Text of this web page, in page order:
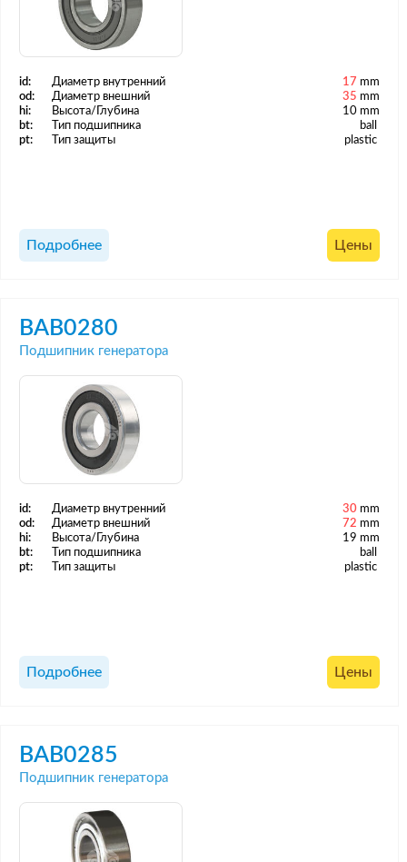
id: Диаметр внутренний 17 mm
od:
Диаметр внешний 35 mm
hi:
Высота/Глубина
10 mm
bt:
Тип подшипника
ball
pt:
Тип защиты plastic
Подробнее Цены
BAB0280
Подшипник генератора
id: Диаметр внутренний 30 mm
od:
Диаметр внешний 72 mm
hi:
Высота/Глубина
19 mm
bt:
Тип подшипника
ball
pt:
Тип защиты plastic
Подробнее Цены
BAB0285
Подшипник генератора